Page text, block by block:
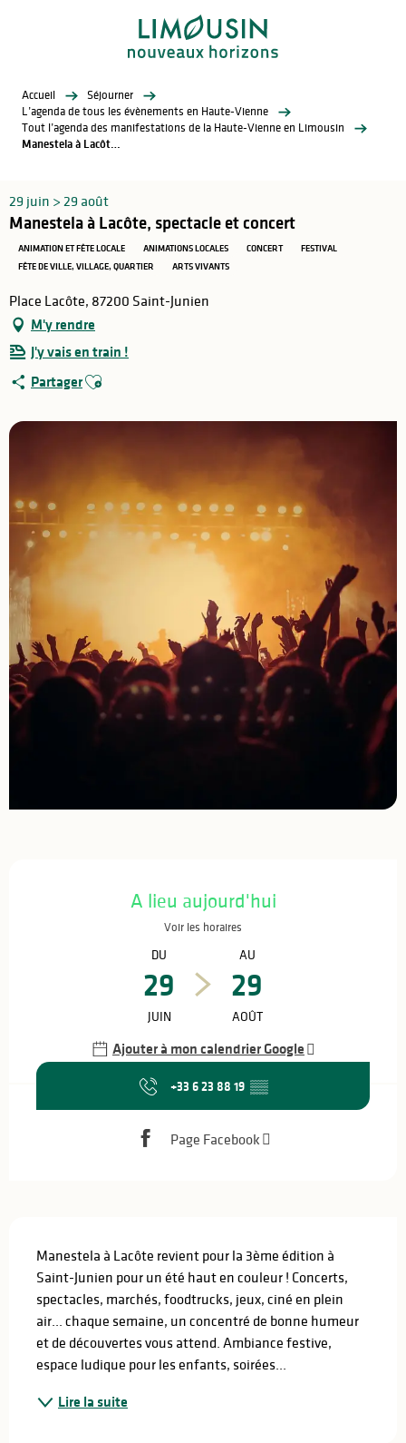
Accueil
Séjourner
L’agenda de tous les évènements en Haute-Vienne
Tout l’agenda des manifestations de la Haute-Vienne en Limousin
Manestela à Lacôte, spectacle et concert
29 juin > 29 août
Manestela à Lacôte, spectacle et concert
ANIMATION ET FÊTE LOCALE ANIMATIONS LOCALES CONCERT
FESTIVAL
FÊTE DE VILLE, VILLAGE, QUARTIER
ARTS VIVANTS
Place Lacôte, 87200 Saint-Junien
M'y rendre
J'y vais en train !
PartagerAjouter aux favoris
A lieu aujourd'hui
Voir les horaires
DU
29
JUIN
AU
29
AOÛT
Ajouter à mon calendrier Google
+33 6 23 88 19 ▒▒
Page Facebook
Manestela à Lacôte revient pour la 3ème édition à
Saint-Junien pour un été haut en couleur ! Concerts,
spectacles, marchés, foodtrucks, jeux, ciné en plein
air... chaque semaine, un concentré de bonne humeur
et de découvertes vous attend. Ambiance festive,
espace ludique pour les enfants, soirées...
Lire la suite